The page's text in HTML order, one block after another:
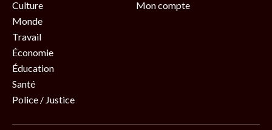
Culture
Monde
Travail
Économie
Éducation
Santé
Police / Justice
Mon compte